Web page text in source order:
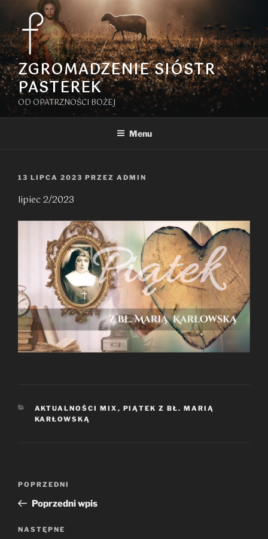
Przejdź
treści
ZGROMADZENIE SIÓSTR
PASTEREK
OD OPATRZNOŚCI BOŻEJ
Menu
OPUBLIKOWANE
13 LIPCA 2023 PRZEZ ADMIN
lipiec 2/2023
KATEGORIE
AKTUALNOŚCI MIX , PIĄTEK Z BŁ. MARIĄ
KARŁOWSKĄ
wpisu
Poprzedni
wpis
POPRZEDNI
Poprzedni wpis
Następny
NASTĘPNE